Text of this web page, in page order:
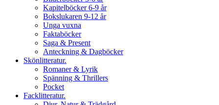
Kapitelböcker 6-9 år
Bokslukaren 9-12 år
Unga vuxna
Faktaböcker
Saga & Present
Anteckning & Dagböcker
Skönlitteratur.
Romaner & Lyrik
Spänning & Thrillers
Pocket
Facklitteratur.